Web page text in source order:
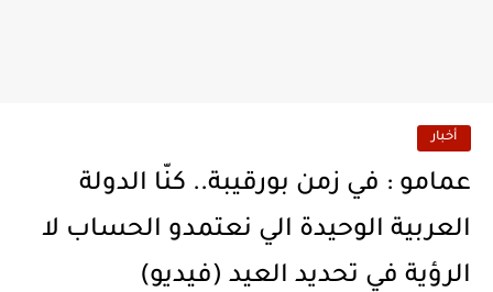
أخبار
عمامو : في زمن بورقيبة.. كنّا الدولة
العربية الوحيدة الي نعتمدو الحساب لا
الرؤية في تحديد العيد (فيديو)